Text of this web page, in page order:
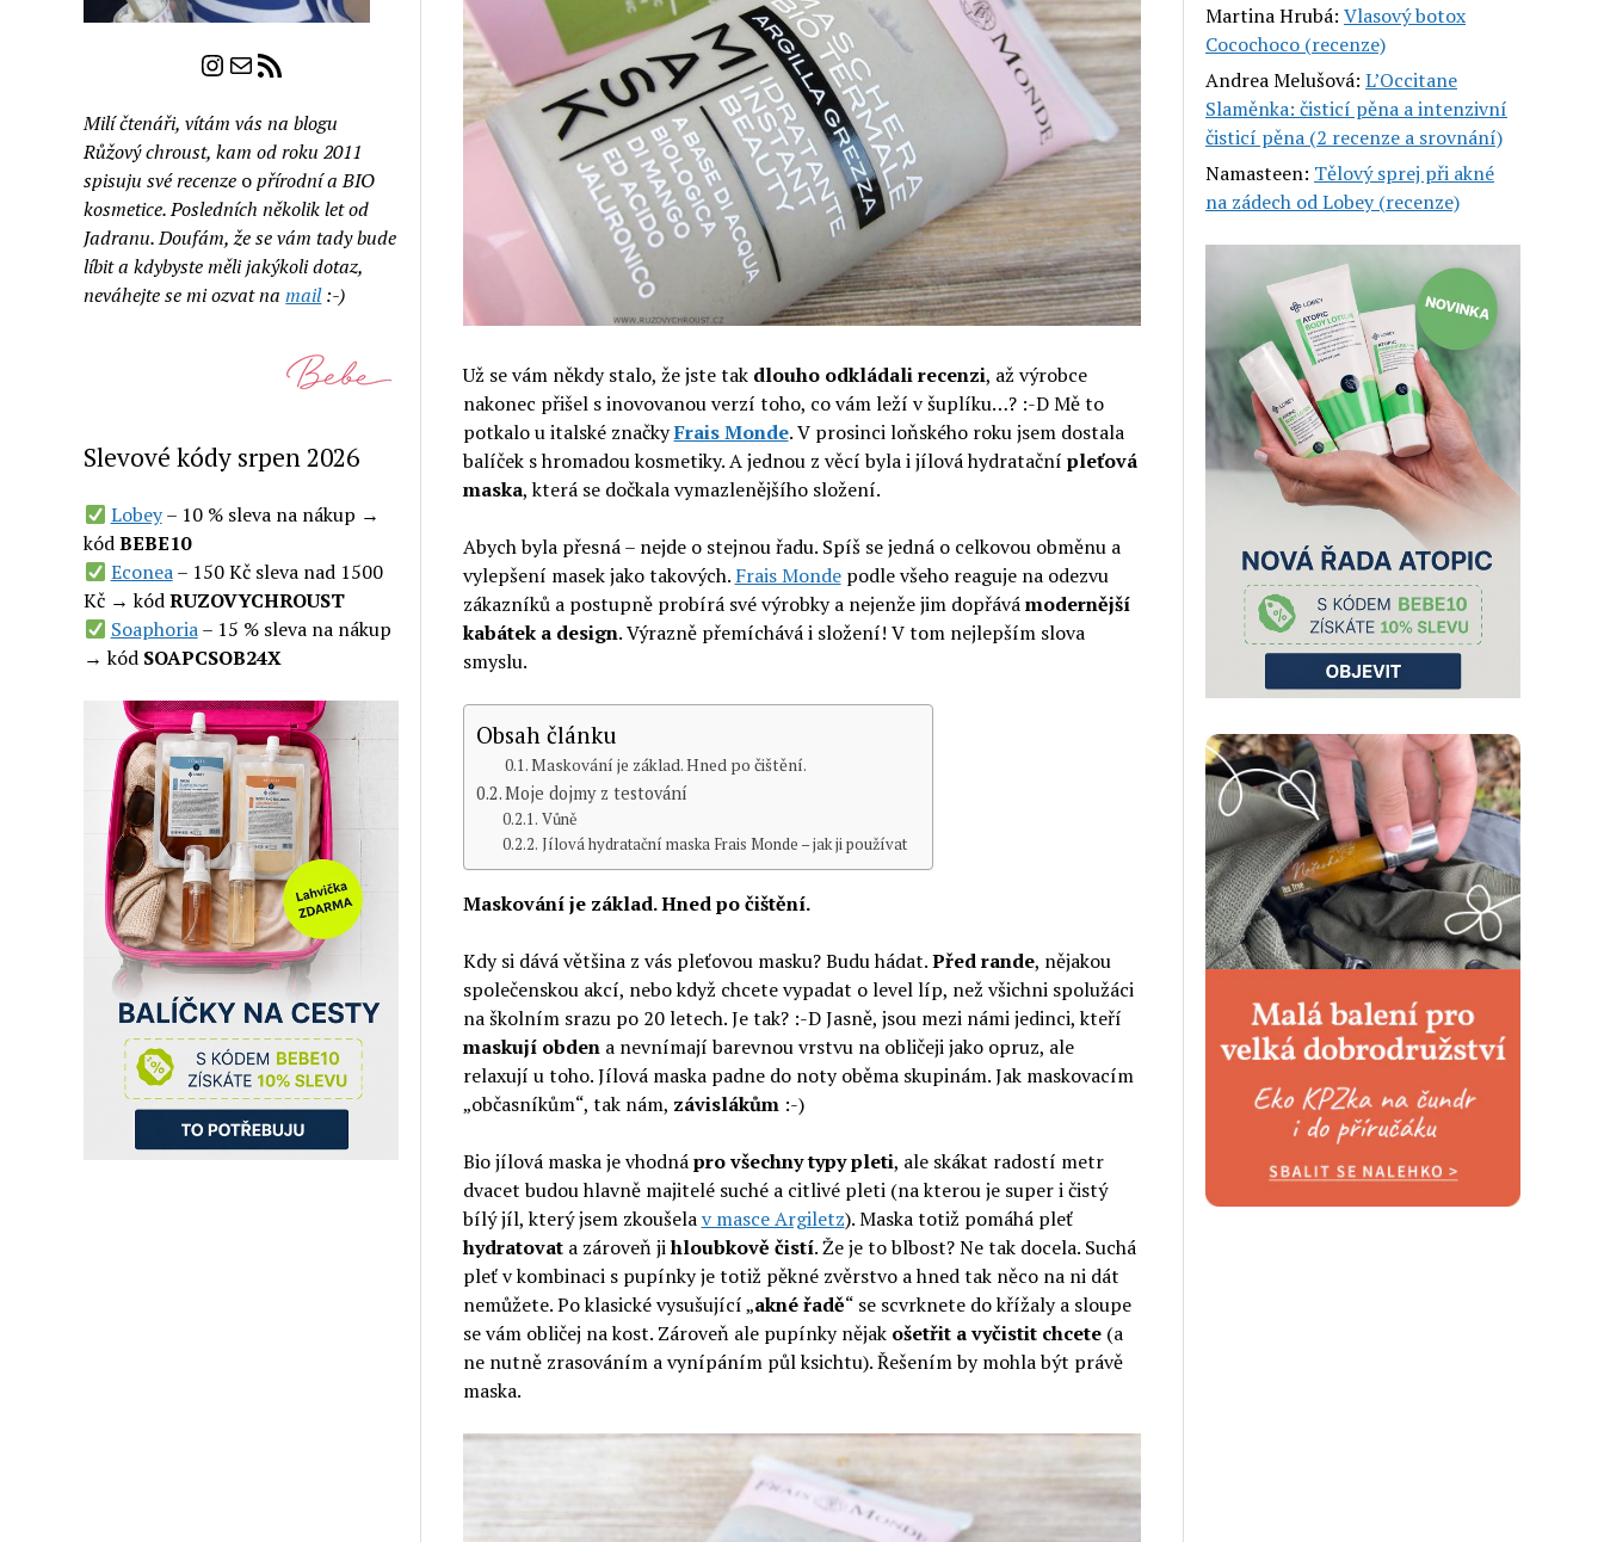
Instagram
E-mail
RSS zdroj
Milí čtenáři, vítám vás na blogu
Růžový chroust, kam od roku 2011
spisuju své recenze opřírodní a BIO
kosmetice. Posledních několik let od
Jadranu. Doufám, že se vám tady bude
líbit a kdybyste měli jakýkoli dotaz,
neváhejte se mi ozvat namail:-)
Slevové kódy srpen 2026
Lobey– 10 % sleva na nákup →
kódBEBE10
Econea– 150 Kč sleva nad 1500
Kč → kódRUZOVYCHROUST
Soaphoria– 15 % sleva na nákup
→ kód SOAPCSOB24X
Už se vám někdy stalo, že jste tak dlouho odkládali recenzi, až výrobce
nakonec přišel s inovovanou verzí toho, co vám leží v šuplíku…? :-D Mě to
potkalo u italské značkyFrais Monde. V prosinci loňského roku jsem dostala
balíček s hromadou kosmetiky. A jednou z věcí byla i jílová hydratační pleťová
maska, která se dočkala vymazlenějšího složení.
Abych byla přesná – nejde o stejnou řadu. Spíš se jedná o celkovou obměnu a
vylepšení masek jako takových. Frais Mondepodle všeho reaguje na odezvu
zákazníků a postupně probírá své výrobky a nejenže jim dopřávámodernější
kabátek a design. Výrazně přemíchává i složení! V tom nejlepším slova
smyslu.
Obsah článku
Maskování je základ. Hned po čištění.
Moje dojmy z testování
Vůně
Jílová hydratační maska Frais Monde – jak ji používat
Maskování je základ. Hned po čištění.
Kdy si dává většina z vás pleťovou masku? Budu hádat.Před rande, nějakou
společenskou akcí, nebo když chcete vypadat o level líp, než všichni spolužáci
na školním srazu po 20 letech. Je tak? :-D Jasně, jsou mezi námi jedinci, kteří
maskují obdena nevnímají barevnou vrstvu na obličeji jako opruz, ale
relaxují u toho. Jílová maska padne do noty oběma skupinám. Jak maskovacím
„občasníkům“, tak nám, závislákům:-)
Bio jílová maska je vhodnápro všechny typy pleti, ale skákat radostí metr
dvacet budou hlavně majitelé suché a citlivé pleti (na kterou je super i čistý
bílý jíl, který jsem zkoušelav masce Argiletz). Maska totiž pomáhá pleť
hydratovata zároveň jihloubkově čistí. Že je to blbost? Ne tak docela. Suchá
pleť v kombinaci s pupínky je totiž pěkné zvěrstvo a hned tak něco na ni dát
nemůžete. Po klasické vysušující „akné řadě“ se scvrknete do křížaly a sloupe
se vám obličej na kost. Zároveň ale pupínky nějak ošetřit a vyčistit chcete(a
ne nutně zrasováním a vynípáním půl ksichtu). Řešením by mohla být právě
maska.
Martina Hrubá:Vlasový botox
Cocochoco (recenze)
Andrea Melušová:L’Occitane
Slaměnka: čisticí pěna a intenzivní
čisticí pěna (2 recenze a srovnání)
Namasteen: Tělový sprej při akné
na zádech od Lobey (recenze)